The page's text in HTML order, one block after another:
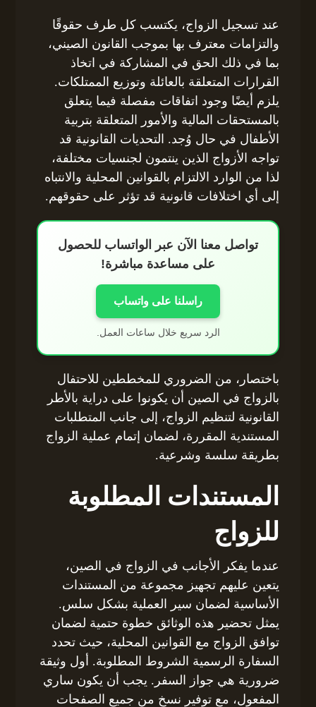
عند تسجيل الزواج، يكتسب كل طرف حقوقًا
والتزامات معترف بها بموجب القانون الصيني،
بما في ذلك الحق في المشاركة في اتخاذ
القرارات المتعلقة بالعائلة وتوزيع الممتلكات.
يلزم أيضًا وجود اتفاقات مفصلة فيما يتعلق
بالمستحقات المالية والأمور المتعلقة بتربية
الأطفال في حال وُجد. التحديات القانونية قد
تواجه الأزواج الذين ينتمون لجنسيات مختلفة،
لذا من الوارد الالتزام بالقوانين المحلية والانتباه
إلى أي اختلافات قانونية قد تؤثر على حقوقهم.
تواصل معنا الآن عبر الواتساب للحصول
على مساعدة مباشرة!
راسلنا على واتساب
الرد سريع خلال ساعات العمل.
باختصار، من الضروري للمخططين للاحتفال
بالزواج في الصين أن يكونوا على دراية بالأطر
القانونية لتنظيم الزواج، إلى جانب المتطلبات
المستندية المقررة، لضمان إتمام عملية الزواج
بطريقة سلسة وشرعية.
المستندات المطلوبة
للزواج
عندما يفكر الأجانب في الزواج في الصين،
يتعين عليهم تجهيز مجموعة من المستندات
الأساسية لضمان سير العملية بشكل سلس.
يمثل تحضير هذه الوثائق خطوة حتمية لضمان
توافق الزواج مع القوانين المحلية، حيث تحدد
السفارة الرسمية الشروط المطلوبة. أول وثيقة
ضرورية هي جواز السفر. يجب أن يكون ساري
المفعول، مع توفير نسخ من جميع الصفحات